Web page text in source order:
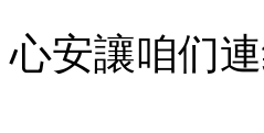
心安讓咱们